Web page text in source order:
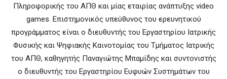
Πληροφορικής του AΠΘ και μίας εταιρίας ανάπτυξης video
games. Επιστημονικός υπεύθυνος του ερευνητικού
προγράμματος είναι ο διευθυντής του Εργαστηρίου Ιατρικής
Φυσικής και Ψηφιακής Καινοτομίας του Τμήματος Ιατρικής
του ΑΠΘ, καθηγητής Παναγιώτης Μπαμίδης και συντονιστής
ο διευθυντής του Εργαστηρίου Ευφυών Συστημάτων του